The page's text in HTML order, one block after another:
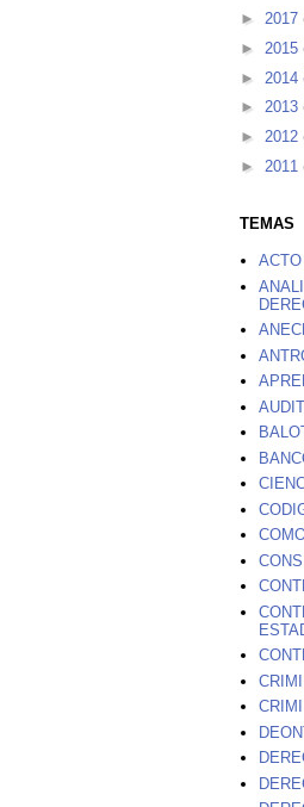
► 2017
► 2015
► 2014
► 2013
► 2012
► 2011
TEMAS